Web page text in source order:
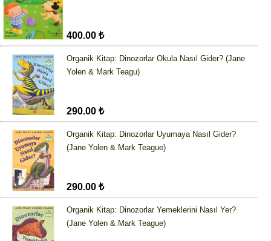
400.00 ₺
Organik Kitap: Dinozorlar Okula Nasıl Gider? (Jane
Yolen & Mark Teagu)
290.00 ₺
Organik Kitap: Dinozorlar Uyumaya Nasıl Gider?
(Jane Yolen & Mark Teague)
290.00 ₺
Organik Kitap: Dinozorlar Yemeklerini Nasıl Yer?
(Jane Yolen & Mark Teague)